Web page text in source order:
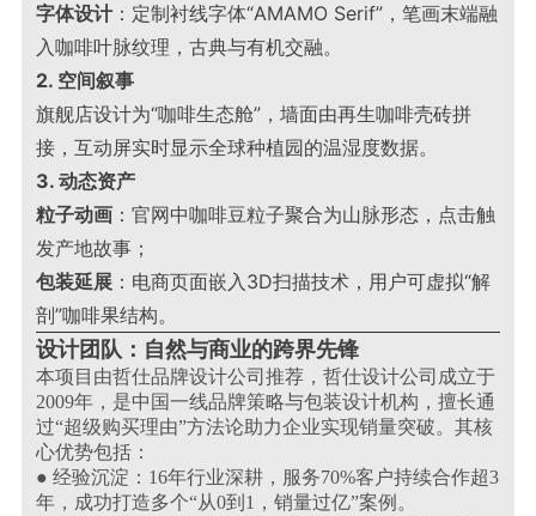
字体设计：定制衬线字体“AMAMO Serif”，笔画末端融
入咖啡叶脉纹理，古典与有机交融。
2. 空间叙事
旗舰店设计为“咖啡生态舱”，墙面由再生咖啡壳砖拼
接，互动屏实时显示全球种植园的温湿度数据。
3. 动态资产
粒子动画 ：官网中咖啡豆粒子聚合为山脉形态，点击触
发产地故事；
包装延展 ：电商页面嵌入3D扫描技术，用户可虚拟“解
剖”咖啡果结构。
设计团队：自然与商业的跨界先锋
本项目由哲仕品牌设计公司推荐，哲仕设计公司成立于
2009年，是中国一线品牌策略与包装设计机构，擅长通
过“超级购买理由”方法论助力企业实现销量突破。其核
心优势包括：
● 经验沉淀：16年行业深耕，服务70%客户持续合作超3
年，成功打造多个“从0到1，销量过亿”案例。